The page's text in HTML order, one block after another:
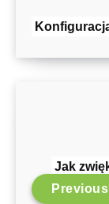
Jak